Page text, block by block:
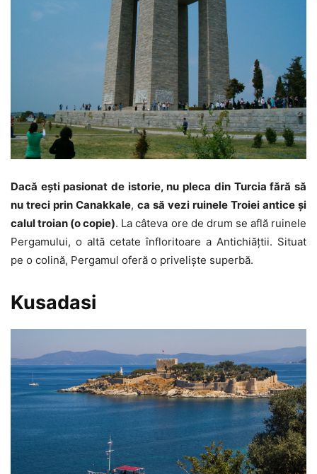
Dacă ești pasionat de istorie, nu pleca din Turcia fără să
nu treci prin Canakkale, ca să vezi ruinele Troiei antice și
calul troian (o copie). La câteva ore de drum se află ruinele
Pergamului, o altă cetate înfloritoare a Antichiățtii. Situat
pe o colină, Pergamul oferă o priveliște superbă.
Kusadasi